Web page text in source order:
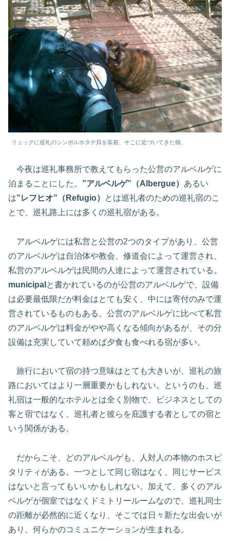
リュックに巡礼のシンボルホタテ貝を装着。そこに近づいてきた猫。
今夜は巡礼事務所で教えてもらった公営のアルベルゲに
泊まることにした。 ”アルベルゲ”（Albergue） あるい
は”レフヒオ”（Refugio）
とは巡礼者のための巡礼宿のこ
とで、巡礼路上には多くの巡礼宿がある。
アルベルゲには私営と公営の2つのタイプがあり、公営
のアルベルゲは自治体や教会、修道会によって運営され、
私営のアルベルゲは民間の人達によって運営されている。
municipal と書かれているのが公営のアルベルゲで、設備
は必要最低限だが料金はとても安く、中には寄付のみで運
営されているものもある。公営のアルベルゲに比べて私営
のアルベルゲは料金がやや高くなる傾向があるが、その分
設備は充実していて頼めば夕食も食べれる宿が多い。
旅行において宿の持つ意味はとても大きいが、巡礼の旅
路においてはより一層重要かもしれない。というのも、巡
礼宿は一般的なホテルとは全く別物で、ビジネスとしての
客と宿ではなく、巡礼者と彼らを庇護する者としての宿と
いう関係がある。
だからこそ、どのアルベルゲも、人対人の本物のホスピ
タリティがある。一つとして同じ宿はなく、同じサービス
はないと言ってもいいかもしれない。加えて、多くのアル
ベルゲが個室ではなくドミトリールームなので、巡礼同士
の距離が必然的に近くなり、そこでは日々新たな出会いが
あり、何らかのコミュニケーションが生まれる。